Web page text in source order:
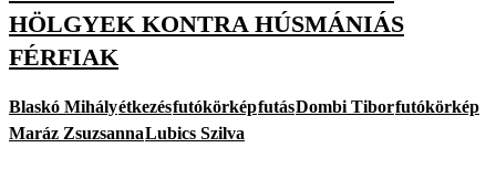
HÖLGYEK KONTRA HÚSMÁNIÁS
FÉRFIAK
Blaskó MihályétkezésfutókörképfutásDombi Tiborfutókörkép
Maráz ZsuzsannaLubics Szilva